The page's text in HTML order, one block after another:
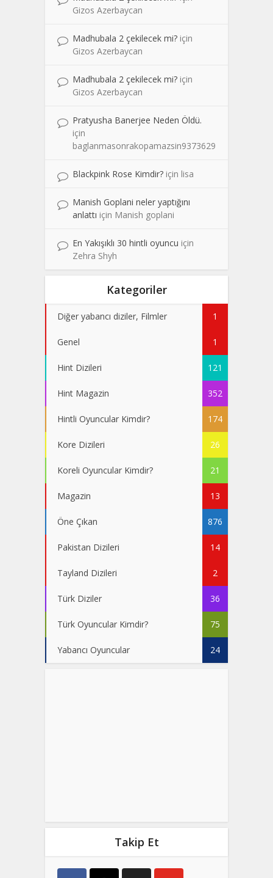
Gizos Azerbaycan
Madhubala 2 çekilecek mi? için
Gizos Azerbaycan
Madhubala 2 çekilecek mi? için
Gizos Azerbaycan
Pratyusha Banerjee Neden Öldü.
için
baglanmasonrakopamazsin9373629
Blackpink Rose Kimdir? için lisa
Manish Goplani neler yaptığını
anlattı için Manish goplani
En Yakışıklı 30 hintli oyuncu için
Zehra Shyh
Kategoriler
Diğer yabancı diziler, Filmler 1
Genel 1
Hint Dizileri 121
Hint Magazin 352
Hintli Oyuncular Kimdir? 174
Kore Dizileri 26
Koreli Oyuncular Kimdir? 21
Magazin 13
Öne Çıkan 876
Pakistan Dizileri 14
Tayland Dizileri 2
Türk Diziler 36
Türk Oyuncular Kimdir? 75
Yabancı Oyuncular 24
Takip Et